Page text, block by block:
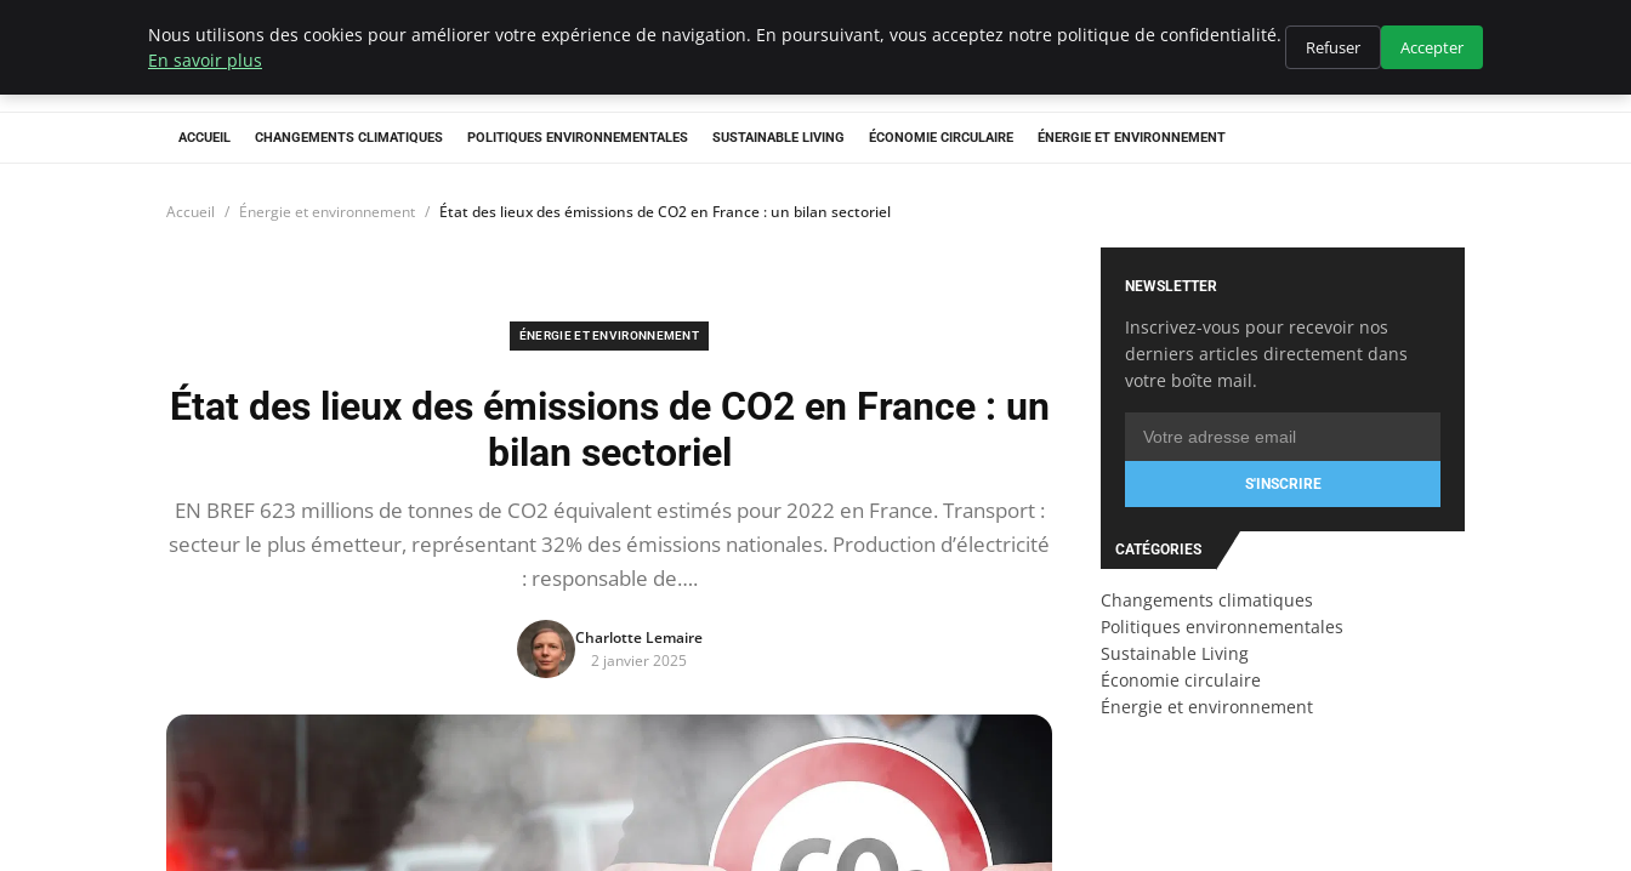
Climategatecountryclub.com
ACCUEIL CHANGEMENTS CLIMATIQUES POLITIQUES ENVIRONNEMENTALES SUSTAINABLE LIVING ÉCONOMIE CIRCULAIRE ÉNERGIE ET ENVIRONNEMENT
Accueil Énergie et environnement État des lieux des émissions de CO2 en France : un bilan sectoriel
ÉNERGIE ET ENVIRONNEMENT
État des lieux des émissions de CO2 en France : un
bilan sectoriel
EN BREF 623 millions de tonnes de CO2 équivalent estimés pour 2022 en France. Transport :
secteur le plus émetteur, représentant 32% des émissions nationales. Production d’électricité
: responsable de….
Charlotte Lemaire
2 janvier 2025
NEWSLETTER
Inscrivez-vous pour recevoir nos
derniers articles directement dans
votre boîte mail.
S'INSCRIRE
CATÉGORIES
Changements climatiques
Politiques environnementales
Sustainable Living
Économie circulaire
Énergie et environnement
Nous utilisons des cookies pour améliorer votre expérience de navigation. En poursuivant, vous acceptez notre politique de confidentialité.
En savoir plus
Refuser Accepter